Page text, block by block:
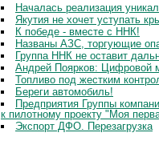
Началась реализация
Якутия не хочет уступать
К победе - вместе с ННК!
Названы АЗС, торгующие
Группа ННК не оставит
Андрей Поярков: Цифровой
Топливо под жестким
Береги автомобиль!
Предприятия Группы
к пилотному проекту "Моя
Экспорт ДФО. Перезагрузка